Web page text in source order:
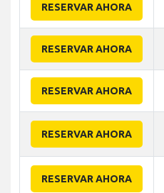
RESERVAR AHORA
RESERVAR AHORA
RESERVAR AHORA
RESERVAR AHORA
RESERVAR AHORA